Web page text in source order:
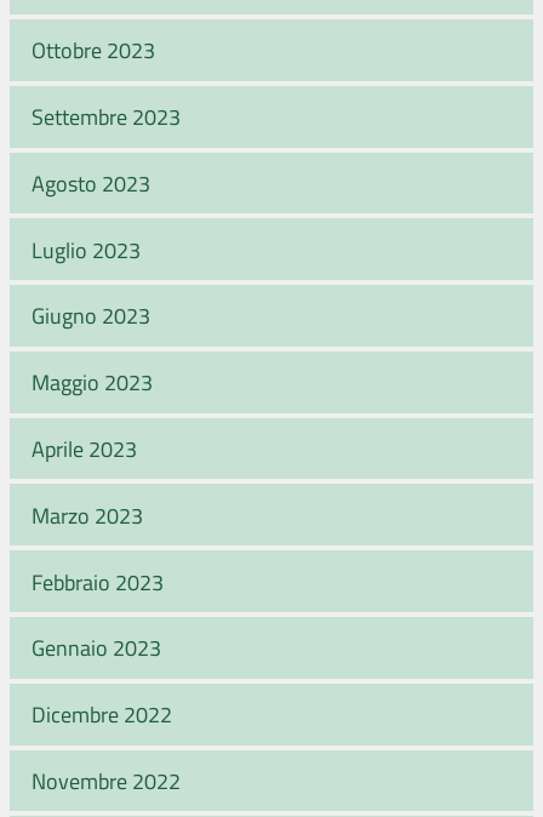
Ottobre 2023
Settembre 2023
Agosto 2023
Luglio 2023
Giugno 2023
Maggio 2023
Aprile 2023
Marzo 2023
Febbraio 2023
Gennaio 2023
Dicembre 2022
Novembre 2022